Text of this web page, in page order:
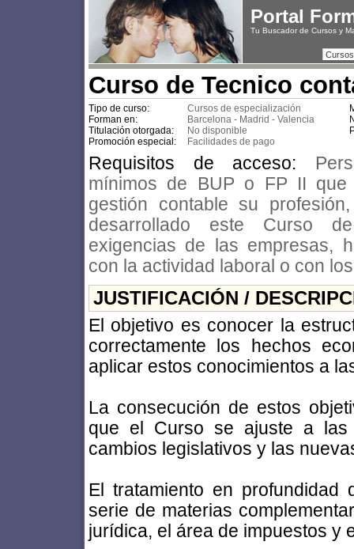
Portal
Tu Buscador de Cursos y
Curso de Tecnico
Tipo de curso: Cursos de especialización
Forman en:
Barcelona - Madrid - Valencia
Titulación otorgada:
No disponible
Promoción especial:
Facilidades de pago
Requisitos de acceso:
mínimos de BUP o FP II
gestión contable su
desarrollado este Curso
exigencias de las empresas,
con la actividad laboral o con
JUSTIFICACIÓN /
El objetivo es conocer la
correctamente los hechos
aplicar estos conocimientos a
La consecución de estos
que el Curso se ajuste a las
cambios legislativos y las
El tratamiento en
serie de materias
jurídica, el área de impuestos y